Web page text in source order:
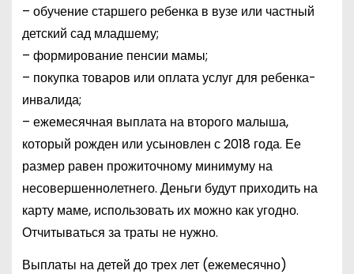
– обучение старшего ребенка в вузе или частный
детский сад младшему;
– формирование пенсии мамы;
– покупка товаров или оплата услуг для ребенка-
инвалида;
– ежемесячная выплата на второго малыша,
который рожден или усыновлен с 2018 года. Ее
размер равен прожиточному минимуму на
несовершеннолетнего. Деньги будут приходить на
карту маме, использовать их можно как угодно.
Отчитываться за траты не нужно.
Выплаты на детей до трех лет (ежемесячно)